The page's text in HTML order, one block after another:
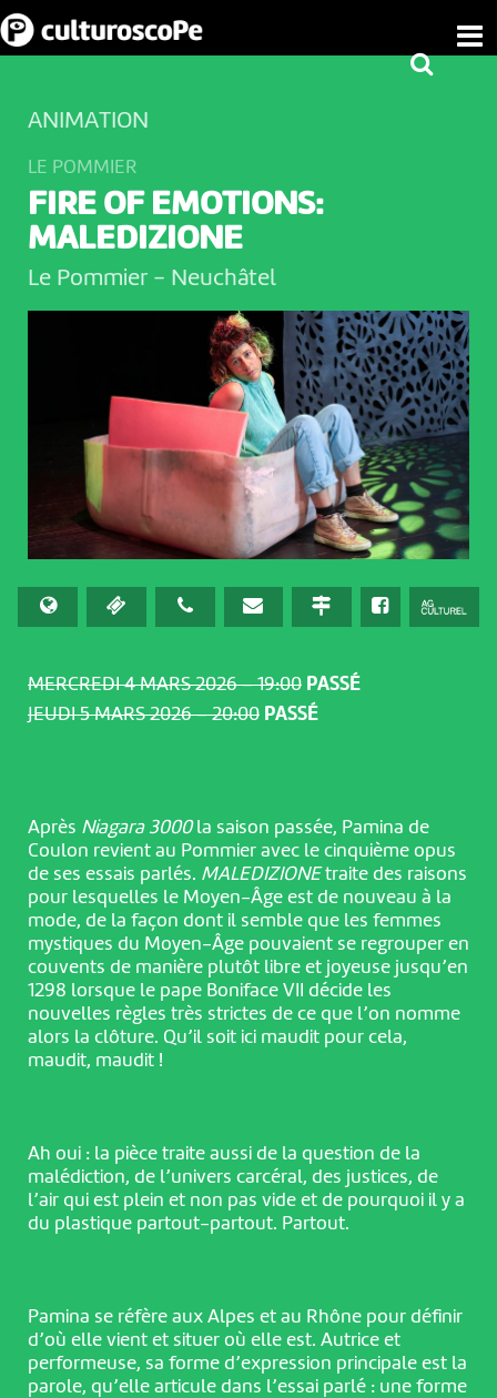
MERCREDI 4 MARS 2026 – 19:00 PASSÉ
JEUDI 5 MARS 2026 – 20:00 PASSÉ
ANIMATION
LE POMMIER
FIRE OF EMOTIONS:
MALEDIZIONE
Le Pommier - Neuchâtel
Après Niagara 3000la saison passée, Pamina de
Coulon revient au Pommier avec le cinquième opus
de ses essais parlés. MALEDIZIONEtraite des raisons
pour lesquelles le Moyen-Âge est de nouveau à la
mode, de la façon dont il semble que les femmes
mystiques du Moyen-Âge pouvaient se regrouper en
couvents de manière plutôt libre et joyeuse jusqu’en
1298 lorsque le pape Boniface VII décide les
nouvelles règles très strictes de ce que l’on nomme
alors la clôture. Qu’il soit ici maudit pour cela,
maudit, maudit !
Ah oui : la pièce traite aussi de la question de la
malédiction, de l’univers carcéral, des justices, de
l’air qui est plein et non pas vide et de pourquoi il y a
du plastique partout-partout. Partout.
Pamina se réfère aux Alpes et au Rhône pour définir
d’où elle vient et situer où elle est. Autrice et
performeuse, sa forme d’expression principale est la
parole, qu’elle articule dans l’essai parlé : une forme